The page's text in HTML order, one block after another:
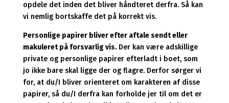
opdele det inden det bliver håndteret derfra. Så kan
vi nemlig bortskaffe det på korrekt vis.
Personlige papirer bliver efter aftale sendt eller
makuleret på forsvarlig vis. Der kan være adskillige
private og personlige papirer efterladt i boet, som
jo ikke bare skal ligge der og flagre. Derfor sørger vi
for, at du/I bliver orienteret om karakteren af disse
papirer, så du/I derfra kan forholde jer til om det er